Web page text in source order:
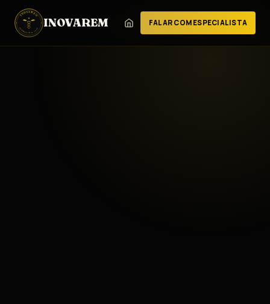
INOVAREM
CONTABILIDADEPERÍCIA CONTÁBIL
INOVAREM FALAR COM ESPECIALISTA